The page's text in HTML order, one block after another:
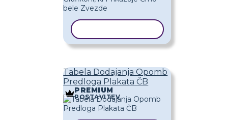
Tabela Dodajanja Opomb
Predloga Plakata ČB
PREMIUM
POSTAVITEV